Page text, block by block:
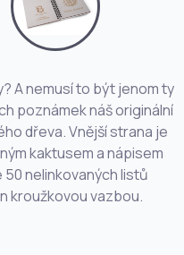
A nemusí to být jenom ty
poznámek náš originální
dřeva. Vnější strana je
kaktusem a nápisem
50 nelinkovaných listů
kroužkovou vazbou.